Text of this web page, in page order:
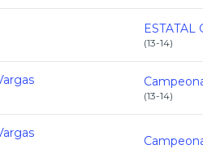
(13-14)
(13-14)